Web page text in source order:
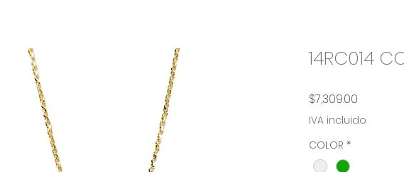
14RC014
$7,309.00Precio
IVA incluido
COLOR *